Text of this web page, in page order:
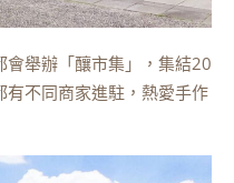
會舉辦「釀市集」，集結20
不同商家進駐，熱愛手作